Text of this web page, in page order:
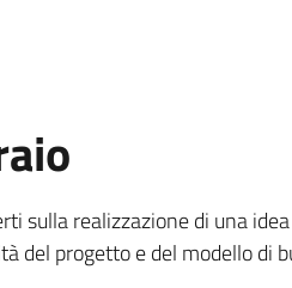
sulla realizzazione di una
del progetto e del modello di